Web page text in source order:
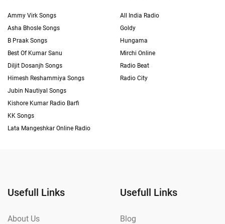
Ammy Virk Songs
Asha Bhosle Songs
B Praak Songs
Best Of Kumar Sanu
Diljit Dosanjh Songs
Himesh Reshammiya Songs
Jubin Nautiyal Songs
Kishore Kumar Radio Barfi
KK Songs
Lata Mangeshkar Online Radio
All India Radio
Goldy
Hungama
Mirchi Online
Radio Beat
Radio City
Usefull Links
About Us
Usefull Links
Blog